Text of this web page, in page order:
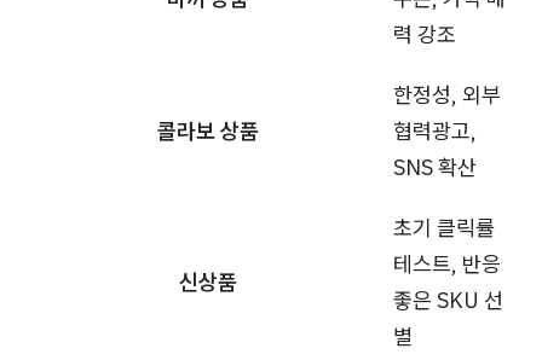
력 강조
콜라보 상품
한정성, 외부
협력광고,
SNS 확산
신상품
초기 클릭률
테스트, 반응
좋은 SKU 선
별